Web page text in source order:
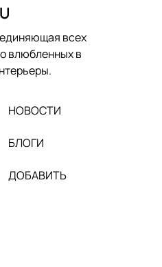
всех
влюбленных в
НОВОСТИ
БЛОГИ
ДОБАВИТЬ